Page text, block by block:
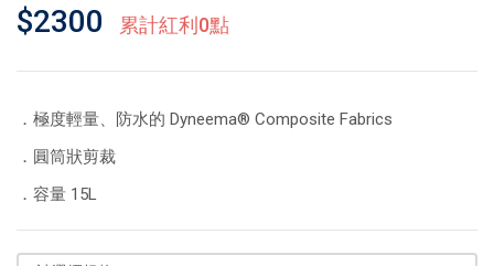
$2300 累計紅利0點
．極度輕量、防水的 Dyneema® Composite Fabrics
．圓筒狀剪裁
．容量 15L